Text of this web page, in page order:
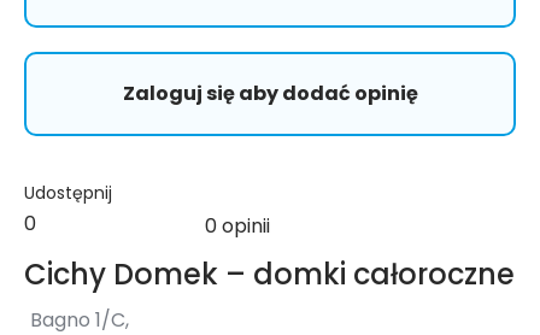
Udostępnij
0 0 opinii
Cichy Domek – domki całoroczne
Bagno 1/C,
Zaloguj się aby dodać opinię